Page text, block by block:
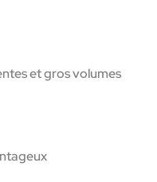
et gros volumes